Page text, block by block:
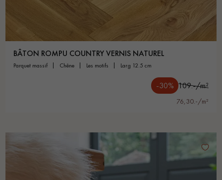
BÂTON ROMPU COUNTRY VERNIS NATUREL
parquet massif chêne les motifs larg 12.5 cm
-30% 109.-/m²
76,30.-/m²